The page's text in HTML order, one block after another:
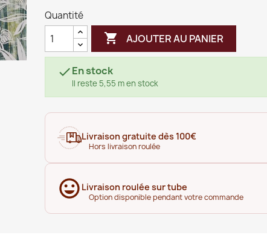
Quantité
 AJOUTER AU PANIER
En stock
Il reste 5,55 m en stock
Livraison gratuite dès 100€
Hors livraison roulée
Livraison roulée sur tube
Option disponible pendant votre commande